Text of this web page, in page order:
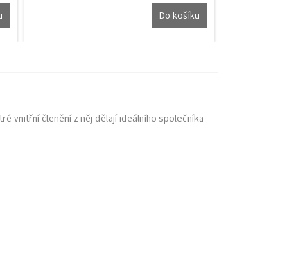
Do košíku
vnitřní členění z něj dělají ideálního společníka